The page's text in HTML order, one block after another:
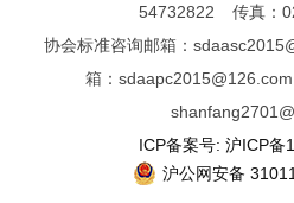
54732822 传真：
协会标准咨询邮箱：
箱：sdaapc2015@126.com
ICP备案号: 沪ICP备
沪公网安备